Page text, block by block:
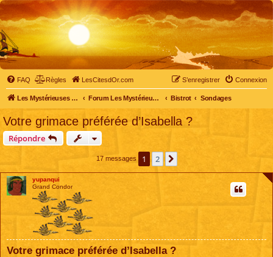
FAQ Règles LesCitesdOr.com Connexion
S’enregistrer
Les Mystérieuses Cités d'Or - LesCitesdOr.com Forum Les Mystérieuses Cités d'Or Bistrot Sondages
Votre grimace préférée d’Isabella ?
Répondre
17 messages 1 2
yupanqui
Grand Condor
Votre grimace préférée d’Isabella ?